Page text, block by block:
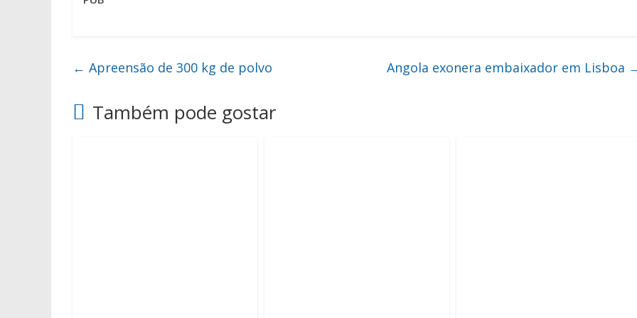
← Apreensão de 300 kg de polvo Angola exonera embaixador em Lisboa
Também pode gostar